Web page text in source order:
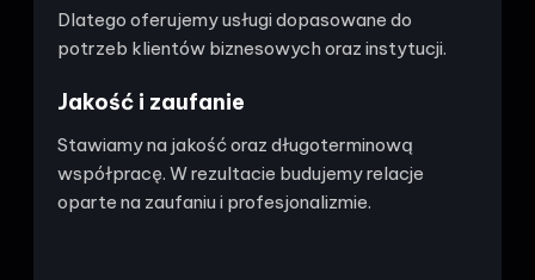
Dlatego oferujemy usługi dopasowane do
potrzeb klientów biznesowych oraz instytucji.
Jakość i zaufanie
Stawiamy na jakość oraz długoterminową
współpracę. W rezultacie budujemy relacje
oparte na zaufaniu i profesjonalizmie.